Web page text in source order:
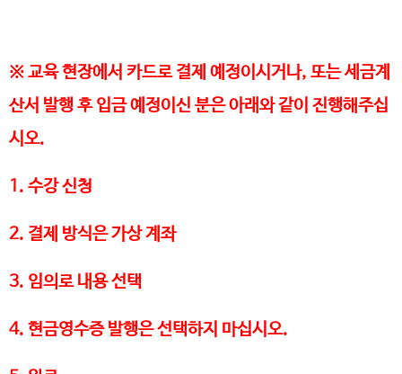
※ 교육 현장에서 카드로 결제 예정이시거나, 또는 세금계
산서 발행 후 입금 예정이신 분은 아래와 같이 진행해주십
시오.
1. 수강 신청
2. 결제 방식은 가상 계좌
3. 임의로 내용 선택
4. 현금영수증 발행은 선택하지 마십시오.